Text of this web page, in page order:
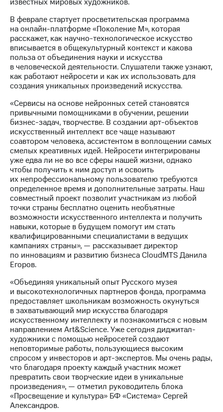
Собрания
Личный
кабинет
акционера
Акционерный
капитал
Контроль
и
аудит
Рынок
акций
Описание
Программа
приобретения
Порядок
выкупа
акций
Дивиденды
Рынок
облигаций
Описание
Еврооблигации-2023
Уведомление
о
погашении
облигаций
Другое
Регистратор
Реквизиты
Контакты
развитие
деловая этика
На главную
В феврале стартует просветительская программа
на онлайн-платформе «Поколение М», которая
расскажет, как научно-технологическое искусство
вписывается в общекультурный контекст и какова
польза от объединения науки и искусства
в человеческой деятельности. Слушатели также узнают,
как работают нейросети и как их использовать для
создания уникальных произведений искусства.
«Сервисы на основе нейронных сетей становятся
привычными помощниками в обучении, решении
бизнес-задач, творчестве. В создании арт-объектов
искусственный интеллект все чаще называют
соавтором человека, ассистентом в воплощении самых
смелых креативных идей. Нейросети интегрированы
уже едва ли не во все сферы нашей жизни, однако
чтобы получить к ним доступ и освоить
их непрофессиональному пользователю требуются
определенное время и дополнительные затраты. Наш
совместный проект позволит участникам из любой
точки страны бесплатно оценить необъятные
возможности искусственного интеллекта и получить
навыки, которые в будущем помогут им стать
квалифицированными специалистами в ведущих
кампаниях страны», — рассказывает директор
по инновациям и развитию бизнеса CloudMTS Данила
Егоров.
«Объединяя уникальный опыт Русского музея
и высокотехнологичных партнеров фонда, программа
предоставляет школьникам возможность окунуться
в захватывающий мир искусства благодаря
искусственному интеллекту и познакомиться с новым
направлением Art&Science. Уже сегодня диджитал-
художники с помощью нейросетей создают
неповторимые работы, пользующиеся высоким
спросом у инвесторов и арт-экспертов. Мы очень рады,
что благодаря проекту каждый участник может
превратить свои творческие идеи в уникальные
произведения», — отметил руководитель блока
«Просвещение и культура» БФ «Система» Сергей
Александров.